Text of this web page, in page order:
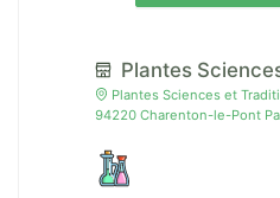
Plantes
Plantes Sciences et
94220 Charenton-le-Pont